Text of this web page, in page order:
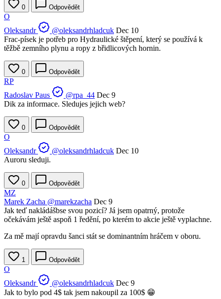
0 Odpovědět
O
Oleksandr
@oleksandrhladcuk Dec 10
Frac-písek je potřeb pro Hydraulické štěpení, který se používá k
těžbě zemního plynu a ropy z břidlicových hornin.
0 Odpovědět
RP
Radoslav Paus
@rpa_44 Dec 9
Dik za informace. Sledujes jejich web?
0 Odpovědět
O
Oleksandr
@oleksandrhladcuk Dec 10
Auroru sleduji.
0 Odpovědět
MZ
Marek Zacha @marekzacha Dec 9
Jak teď nakládášbse svou pozicí? Já jsem opatrný, protože
očekávám ještě aspoň 1 ředění, po kterém to akcie ještě vyplachne.
Za mě mají opravdu šanci stát se dominantním hráčem v oboru.
1 Odpovědět
O
Oleksandr
@oleksandrhladcuk Dec 9
Jak to bylo pod 4$ tak jsem nakoupil za 100$ 😁